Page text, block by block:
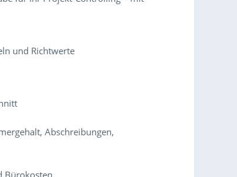
und Richtwerte
Abschreibungen,
Bürokosten